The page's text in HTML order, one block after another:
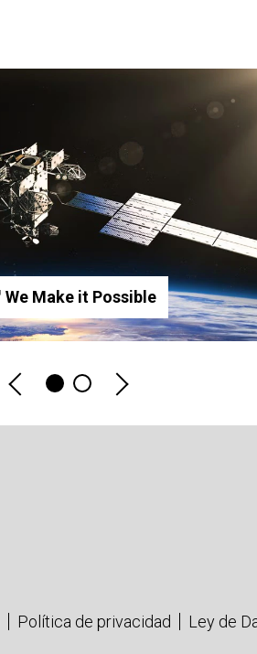
We Make it Possible
Política de privacidad Ley de